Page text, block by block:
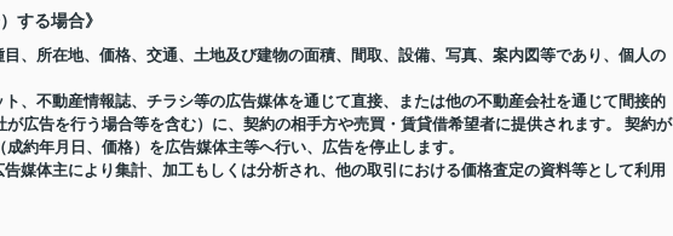
する場合》
、所在地、価格、交通、土地及び建物の面積、間取、設備、写真、案内図等であり、個人の
、不動産情報誌、チラシ等の広告媒体を通じて直接、または他の不動産会社を通じて間接的
が広告を行う場合等を含む）に、契約の相手方や売買・賃貸借希望者に提供されます。 契約が
約年月日、価格）を広告媒体主等へ行い、広告を停止します。
媒体主により集計、加工もしくは分析され、他の取引における価格査定の資料等として利用